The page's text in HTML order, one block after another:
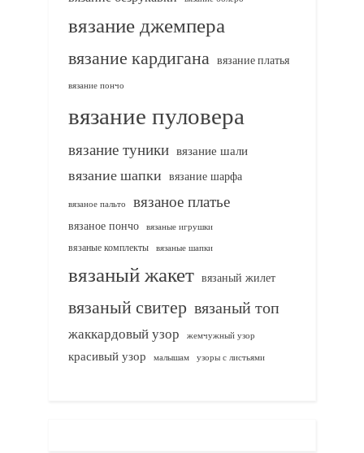
вязание джемпера
вязание кардигана вязание платья
вязание пончо
вязание пуловера
вязание туники вязание шали
вязание шапки вязание шарфа
вязаное пальто вязаное платье
вязаное пончо вязаные игрушки
вязаные комплекты
вязаные шапки
вязаный жакет вязаный жилет
вязаный свитер вязаный топ
жаккардовый узор жемчужный узор
красивый узор малышам узоры с листьями